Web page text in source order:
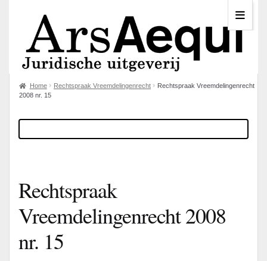
Home Rechtspraak Vreemdelingenrecht
Rechtspraak Vreemdelingenrecht
2008 nr. 15
Rechtspraak
Vreemdelingenrecht 2008
nr. 15